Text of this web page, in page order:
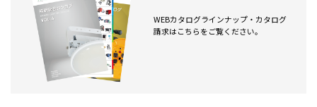
WEBカタログラインナップ・カタログ
請求はこちらをご覧ください。